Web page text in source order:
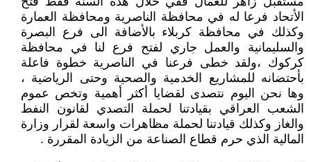
الأتحاد فرعا له في محافظة الناصرية ومحافظة العمارة
وكذلك في محافظة كربلاء بالأضافة الى فرع البصرة
والسليمانية والعمل جاري لفتح فرع لنا في محافظة
كركوك ،ولقد خطى فرعنا في الناصرية خطوة فاعلة
بأحتضانه للمشاريع الخدمية والصحية وحتى الرياضية ،
وها نحن اليوم نتصدى لقضايا أكثر أهمية وتخص عموم
الشعب العراقي بقيادتنا لحملة التصدي لقانون النفط
والغاز وكذلك قيادتنا لحملة مظاهرات واسعة لقرار وزارة
المالية الذي حرم قطاع الصناعة من الزيادة المقررة .